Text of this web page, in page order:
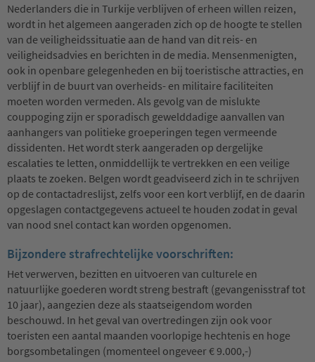
Nederlanders die in Turkije verblijven of erheen willen reizen,
wordt in het algemeen aangeraden zich op de hoogte te stellen
van de veiligheidssituatie aan de hand van dit reis- en
veiligheidsadvies en berichten in de media. Mensenmenigten,
ook in openbare gelegenheden en bij toeristische attracties, en
verblijf in de buurt van overheids- en militaire faciliteiten
moeten worden vermeden. Als gevolg van de mislukte
couppoging zijn er sporadisch gewelddadige aanvallen van
aanhangers van politieke groeperingen tegen vermeende
dissidenten. Het wordt sterk aangeraden op dergelijke
escalaties te letten, onmiddellijk te vertrekken en een veilige
plaats te zoeken. Belgen wordt geadviseerd zich in te schrijven
op de contactadreslijst, zelfs voor een kort verblijf, en de daarin
opgeslagen contactgegevens actueel te houden zodat in geval
van nood snel contact kan worden opgenomen.
Bijzondere strafrechtelijke voorschriften:
Het verwerven, bezitten en uitvoeren van culturele en
natuurlijke goederen wordt streng bestraft (gevangenisstraf tot
10 jaar), aangezien deze als staatseigendom worden
beschouwd. In het geval van overtredingen zijn ook voor
toeristen een aantal maanden voorlopige hechtenis en hoge
borgsombetalingen (momenteel ongeveer € 9.000,-)